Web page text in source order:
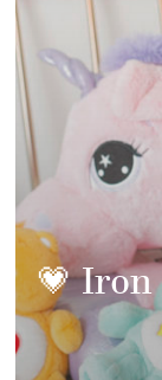
💗 Iron